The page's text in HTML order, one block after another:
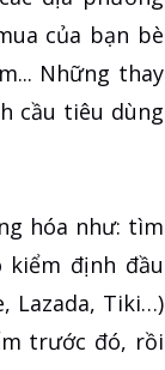
của bạn bè
Những thay
cầu tiêu dùng
hóa như: tìm
định đầu
Lazada, Tiki…)
trước đó, rồi